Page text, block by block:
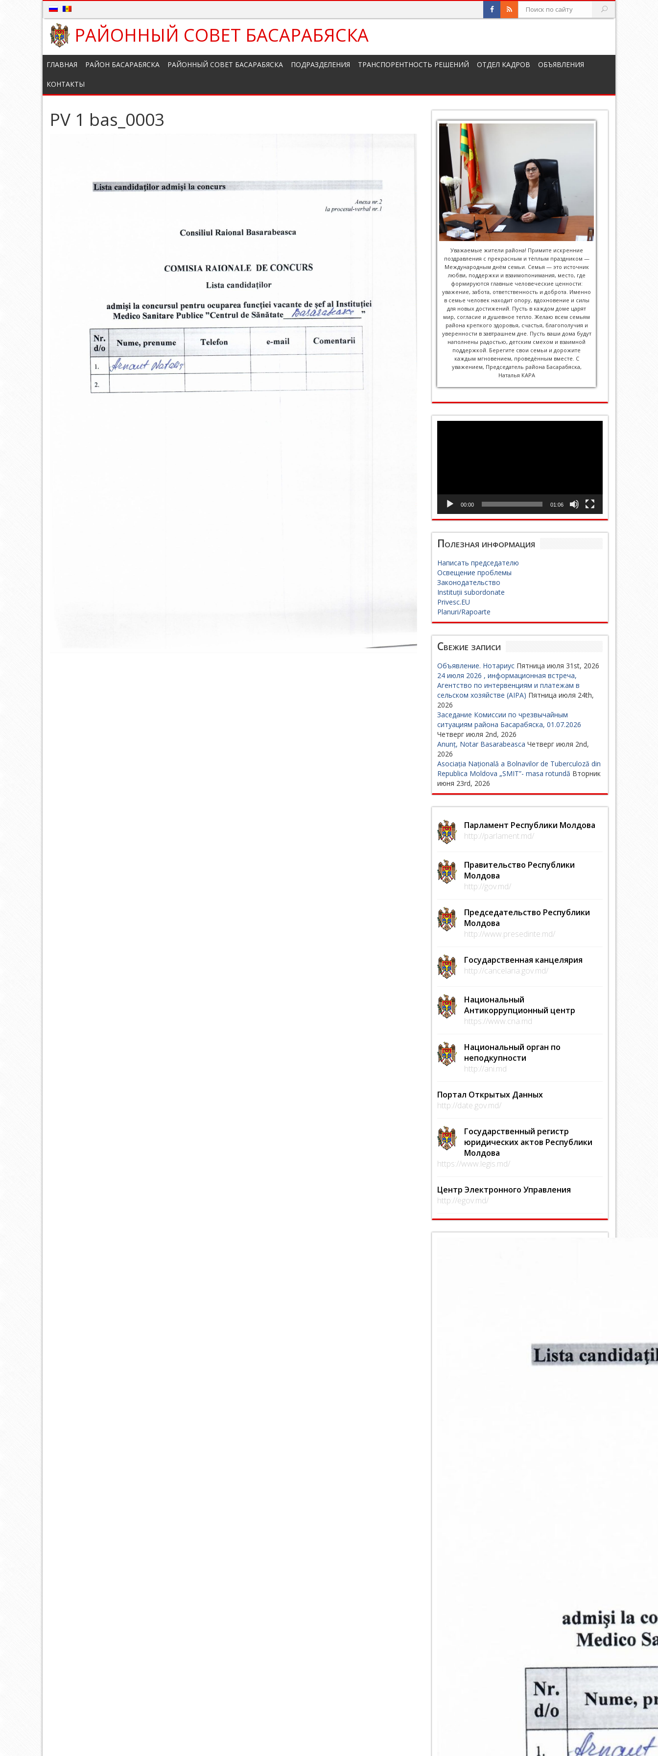
РАЙОННЫЙ СОВЕТ БАСАРАБЯСКА
ГЛАВНАЯ РАЙОН БАСАРАБЯСКА РАЙОННЫЙ СОВЕТ БАСАРАБЯСКА ПОДРАЗДЕЛЕНИЯ ТРАНСПОРЕНТНОСТЬ РЕШЕНИЙ ОТДЕЛ КАДРОВ ОБЪЯВЛЕНИЯ
КОНТАКТЫ
PV 1 bas_0003
Уважаемые жители района! Примите искренние
поздравления с прекрасным и тёплым праздником —
Международным днём семьи. Семья — это источник
любви, поддержки и взаимопонимания, место, где
формируются главные человеческие ценности:
уважение, забота, ответственность и доброта. Именно
в семье человек находит опору, вдохновение и силы
для новых достижений. Пусть в каждом доме царят
мир, согласие и душевное тепло. Желаю всем семьям
района крепкого здоровья, счастья, благополучия и
уверенности в завтрашнем дне. Пусть ваши дома будут
наполнены радостью, детским смехом и взаимной
поддержкой. Берегите свои семьи и дорожите
каждым мгновением, проведённым вместе. С
уважением, Председатель района Басарабяска,
Наталья КАРА
00:00 01:06
Полезная информация
Написать председателю
Освещение проблемы
Законодательство
Instituții subordonate
Privesc.EU
Planuri/Rapoarte
Свежие записи
Объявление. Нотариус Пятница июля 31st, 2026
24 июля 2026 , информационная встреча,
Агентство по интервенциям и платежам в
сельском хозяйстве (AIPA) Пятница июля 24th,
2026
Заседание Комиссии по чрезвычайным
ситуациям района Басарабяска, 01.07.2026
Четверг июля 2nd, 2026
Anunț, Notar Basarabeasca Четверг июля 2nd,
2026
Asociația Națională a Bolnavilor de Tuberculoză din
Republica Moldova „SMIT”- masa rotundă Вторник
июня 23rd, 2026
Парламент Республики Молдова
http://parlament.md/
Правительство Республики
Молдова
http://gov.md/
Председательство Республики
Молдова
http://www.presedinte.md/
Государственная канцелярия
http://cancelaria.gov.md/
Национальный
Антикоррупционный центр
https://www.cna.md
Национальный орган по
неподкупности
http://ani.md
Портал Открытых Данных
http://date.gov.md/
Государственный регистр
юридических актов Республики
Молдова
https://www.legis.md/
Центр Электронного Управления
http://egov.md/